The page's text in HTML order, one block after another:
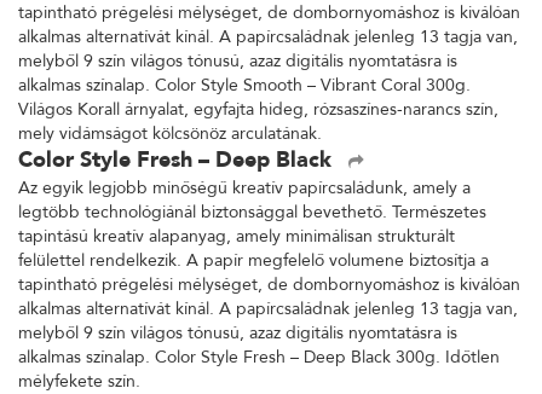
tapintható prégelési mélységet, de dombornyomáshoz is kiválóan
alkalmas alternatívát kínál. A papírcsaládnak jelenleg 13 tagja van,
melyből 9 szín világos tónusú, azaz digitális nyomtatásra is
alkalmas színalap. Color Style Smooth – Vibrant Coral 300g.
Világos Korall árnyalat, egyfajta hideg, rózsaszínes-narancs szín,
mely vidámságot kölcsönöz arculatának.
Color Style Fresh – Deep Black
Az egyik legjobb minőségű kreatív papírcsaládunk, amely a
legtöbb technológiánál biztonsággal bevethető. Természetes
tapintású kreatív alapanyag, amely minimálisan strukturált
felülettel rendelkezik. A papír megfelelő volumene biztosítja a
tapintható prégelési mélységet, de dombornyomáshoz is kiválóan
alkalmas alternatívát kínál. A papírcsaládnak jelenleg 13 tagja van,
melyből 9 szín világos tónusú, azaz digitális nyomtatásra is
alkalmas színalap. Color Style Fresh – Deep Black 300g. Időtlen
mélyfekete szín.